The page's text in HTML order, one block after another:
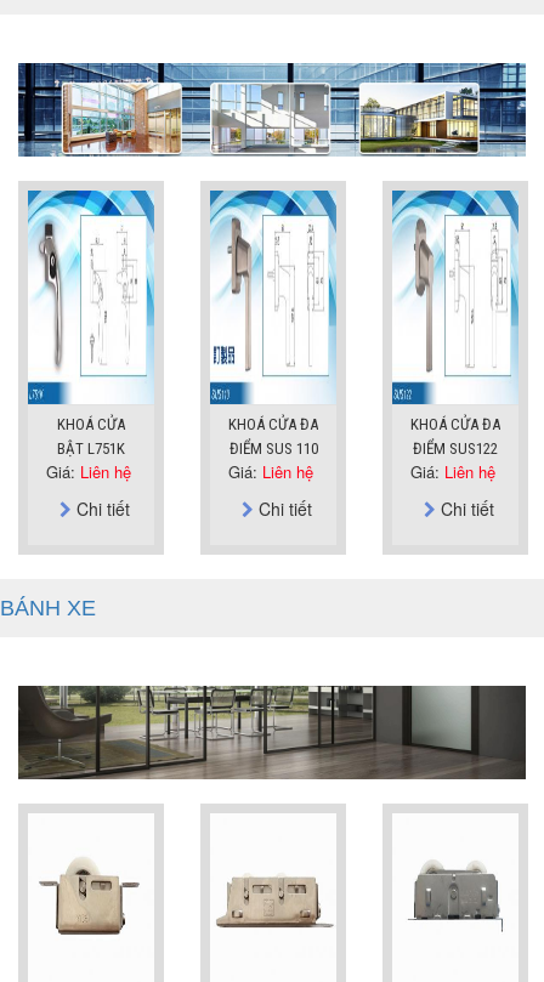
KHOÁ CỬA
BẬT L751K
Giá: Liên hệ
Chi tiết
KHOÁ CỬA ĐA
ĐIỂM SUS 110
Giá: Liên hệ
Chi tiết
KHOÁ CỬA ĐA
ĐIỂM SUS122
Giá: Liên hệ
Chi tiết
BÁNH XE